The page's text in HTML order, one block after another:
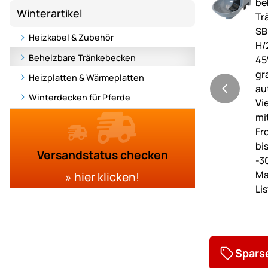
Winterartikel
Heizkabel & Zubehör
Beheizbare Tränkebecken
Heizplatten & Wärmeplatten
Winterdecken für Pferde
Versandstatus checken
» hier klicken!